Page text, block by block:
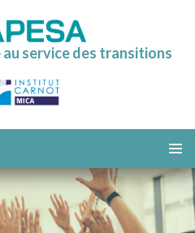
service des transitions
MENU